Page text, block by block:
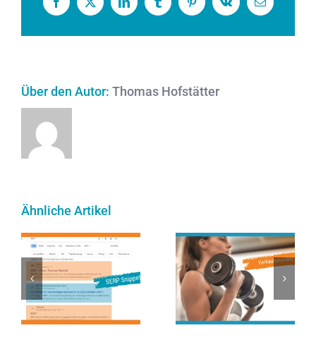
Facebook
X LinkedInTumblr PinterestVk
E-
Mail
Über den Autor: Thomas Hofstätter
Ähnliche Artikel